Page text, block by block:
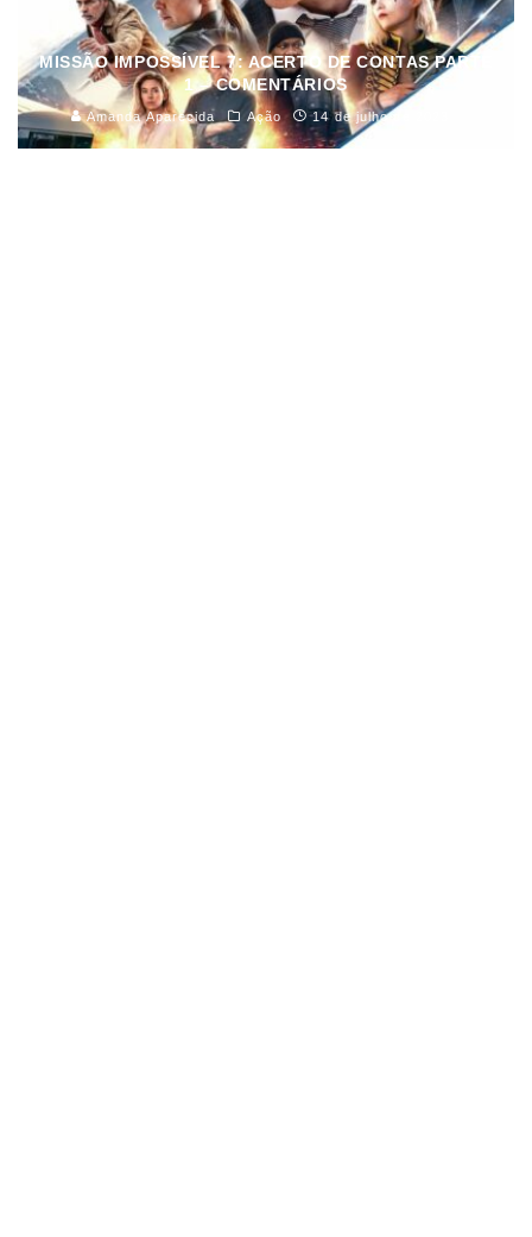
MISSÃO IMPOSSÍVEL 7: ACERTO DE CONTAS PARTE
1 – COMENTÁRIOS
Amanda Aparecida Ação 14 de julho de 2023